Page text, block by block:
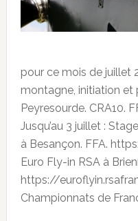
pour ce mois de juillet
montagne, initiation
Peyresourde. CRA10.
Jusqu’au 3 juillet :
à Besançon. FFA.
Euro Fly-in RSA à
https://
Championnats de